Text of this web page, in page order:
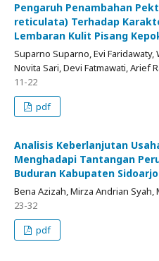
Pengaruh Penambahan
reticulata) Terhadap
Lembaran Kulit Pisang
Suparno Suparno, Evi
Novita Sari, Devi Fatmawati, Arief
11-22
pdf
Analisis Keberlanjutan
Menghadapi Tantangan
Buduran Kabupaten Sidoarjo
Bena Azizah, Mirza Andrian
23-32
pdf